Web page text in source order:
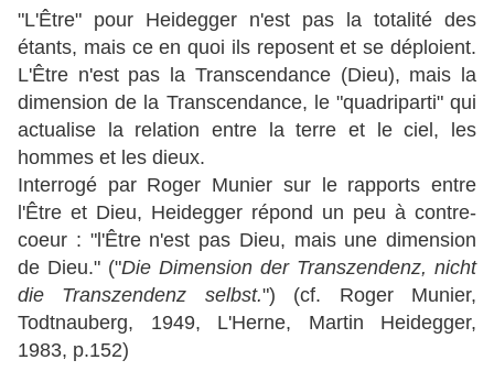
"L'Être" pour Heidegger n'est pas la totalité des
étants, mais ce en quoi ils reposent et se déploient.
L'Être n'est pas la Transcendance (Dieu), mais la
dimension de la Transcendance, le "quadriparti" qui
actualise la relation entre la terre et le ciel, les
hommes et les dieux.
Interrogé par Roger Munier sur le rapports entre
l'Être et Dieu, Heidegger répond un peu à contre-
coeur : "l'Être n'est pas Dieu, mais une dimension
de Dieu." ("Die Dimension der Transzendenz, nicht
die Transzendenz selbst.") (cf. Roger Munier,
Todtnauberg, 1949, L'Herne, Martin Heidegger,
1983, p.152)